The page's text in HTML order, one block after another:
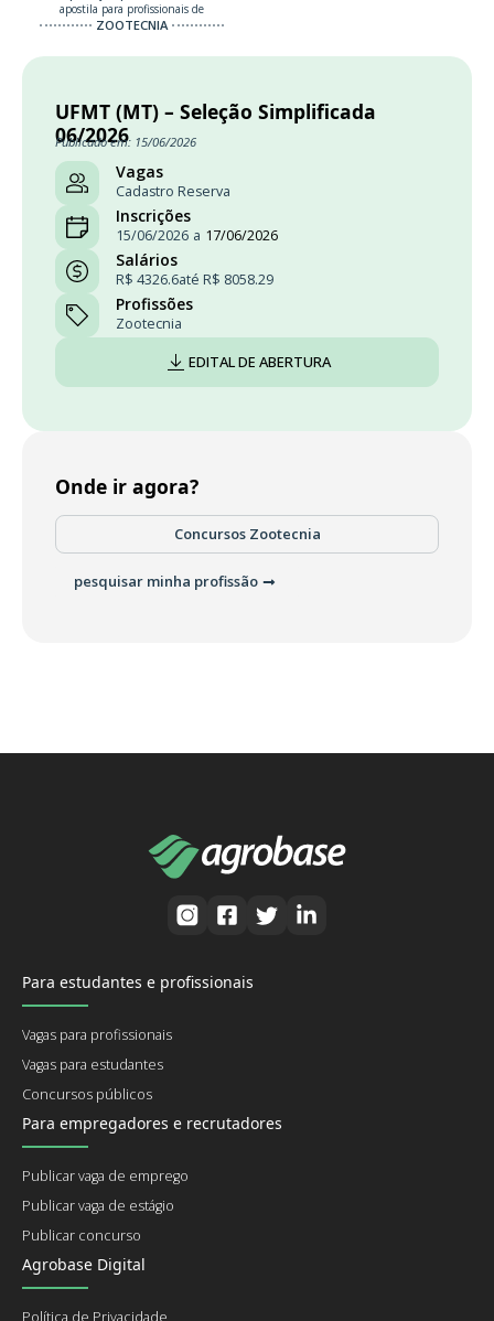
apostila para profissionais de
ZOOTECNIA
UFMT (MT) – Seleção Simplificada
06/2026
Publicado em: 15/06/2026
Vagas
Cadastro Reserva
Inscrições
15/06/2026 a 17/06/2026
Salários
R$ 4326.6até R$ 8058.29
Profissões
Zootecnia
EDITAL DE ABERTURA
Onde ir agora?
Concursos Zootecnia
pesquisar minha profissão
Para estudantes e profissionais
Vagas para profissionais
Vagas para estudantes
Concursos públicos
Para empregadores e recrutadores
Publicar vaga de emprego
Publicar vaga de estágio
Publicar concurso
Agrobase Digital
Política de Privacidade